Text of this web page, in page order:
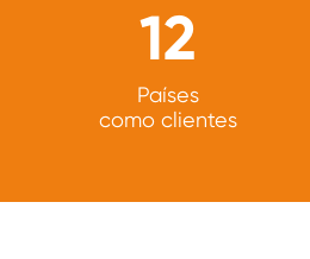
12
Países
como clientes